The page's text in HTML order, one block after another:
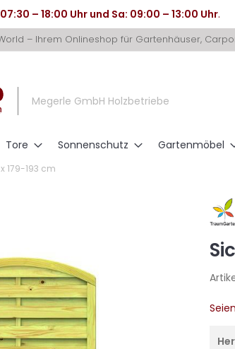
– 18:00 Uhr und Sa: 09:00 – 13:00 Uhr.
– Ihrem Onlineshop für Gartenhäuser,
Megerle GmbH Holzbetriebe
Tore Sonnenschutz Gartenmöbel
179-193 cm